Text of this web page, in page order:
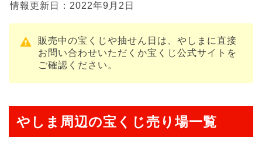
情報更新日：2022年9月2日
販売中の宝くじや抽せん日は、やしまに直接
お問い合わせいただくか宝くじ公式サイトを
ご確認ください。
やしま周辺の宝くじ売り場一覧